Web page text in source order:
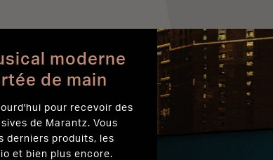
moderne
de main
pour recevoir des
de Marantz. Vous
derniers produits, les
et bien plus encore.